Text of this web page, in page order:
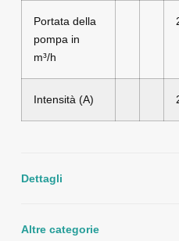
Portata della
pompa in
m³/h
Intensità (A)
Dettagli
Altre categorie